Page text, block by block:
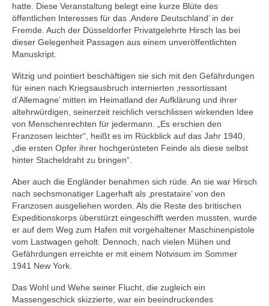
hatte. Diese Veranstaltung belegt eine kurze Blüte des
öffentlichen Interesses für das ‚Andere Deutschland’ in der
Fremde. Auch der Düsseldorfer Privatge­lehrte Hirsch las bei
dieser Gelegenheit Passagen aus einem unveröffentlichten
Manuskript.
Witzig und pointiert beschäftigen sie sich mit den Gefährdungen
für einen nach Kriegsausbruch internierten ‚ressortissant
d’Allemagne’ mitten im Heimatland der Aufklärung und ihrer
altehrwürdigen, seinerzeit reichlich verschlissen wirkenden Idee
von Menschenrechten für jedermann. „Es erschien den
Franzosen leichter“, heißt es im Rückblick auf das Jahr 1940,
„die ersten Opfer ihrer hochgerüsteten Feinde als diese selbst
hinter Stacheldraht zu bringen“.
Aber auch die Engländer benahmen sich rüde. An sie war Hirsch
nach sechsmonatiger Lagerhaft als ‚prestataire’ von den
Franzosen ausgeliehen worden. Als die Reste des britischen
Expeditionskorps überstürzt eingeschifft werden mussten, wurde
er auf dem Weg zum Hafen mit vorgehaltener Maschinenpistole
vom Lastwagen geholt. Dennoch, nach vielen Mühen und
Gefährdungen erreichte er mit einem Notvisum im Sommer
1941 New York.
Das Wohl und Wehe seiner Flucht, die zugleich ein
Massengeschick skizzierte, war ein beeindruckendes